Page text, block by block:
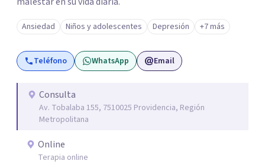
Ansiedad Niños y adolescentes Depresión +7 más
Teléfono WhatsApp Email
Consulta
Av. Tobalaba 155, 7510025 Providencia, Región
Metropolitana
Online
Terapia online